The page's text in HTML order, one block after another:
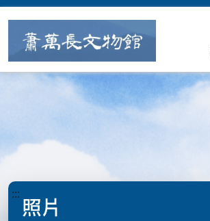
::: 照片